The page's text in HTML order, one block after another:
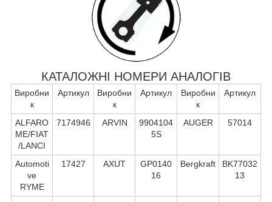
КАТАЛОЖНІ НОМЕРИ АНАЛОГІВ
Виробни
к
Артикул
Виробни
к
Артикул
Виробни
к
Артикул
ALFARO
ME/FIAT
/LANCI
7174946 ARVIN
9904104
5S
AUGER 57014
Automoti
ve
RYME
17427 AXUT
GP0140
16
Bergkraft
BK77032
13